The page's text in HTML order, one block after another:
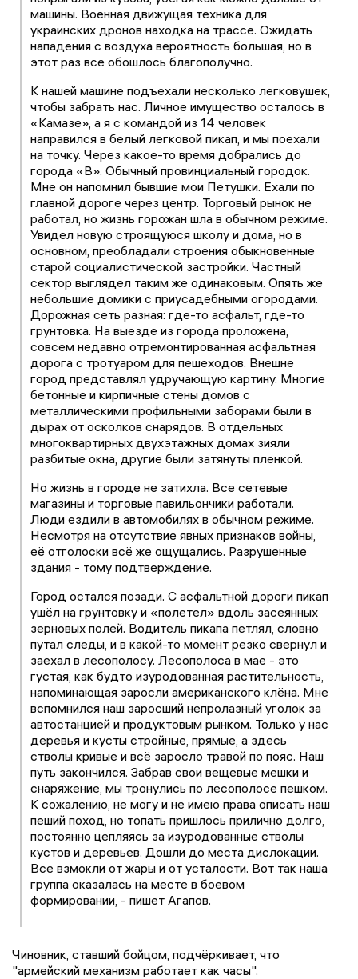
машины. Военная движущая техника для
украинских дронов находка на трассе. Ожидать
нападения с воздуха вероятность большая, но в
этот раз все обошлось благополучно.
К нашей машине подъехали несколько легковушек,
чтобы забрать нас. Личное имущество осталось в
«Камазе», а я с командой из 14 человек
направился в белый легковой пикап, и мы поехали
на точку. Через какое-то время добрались до
города «В». Обычный провинциальный городок.
Мне он напомнил бывшие мои Петушки. Ехали по
главной дороге через центр. Торговый рынок не
работал, но жизнь горожан шла в обычном режиме.
Увидел новую строящуюся школу и дома, но в
основном, преобладали строения обыкновенные
старой социалистической застройки. Частный
сектор выглядел таким же одинаковым. Опять же
небольшие домики с приусадебными огородами.
Дорожная сеть разная: где-то асфальт, где-то
грунтовка. На выезде из города проложена,
совсем недавно отремонтированная асфальтная
дорога с тротуаром для пешеходов. Внешне
город представлял удручающую картину. Многие
бетонные и кирпичные стены домов с
металлическими профильными заборами были в
дырах от осколков снарядов. В отдельных
многоквартирных двухэтажных домах зияли
разбитые окна, другие были затянуты пленкой.
Но жизнь в городе не затихла. Все сетевые
магазины и торговые павильончики работали.
Люди ездили в автомобилях в обычном режиме.
Несмотря на отсутствие явных признаков войны,
её отголоски всё же ощущались. Разрушенные
здания - тому подтверждение.
Город остался позади. С асфальтной дороги пикап
ушёл на грунтовку и «полетел» вдоль засеянных
зерновых полей. Водитель пикапа петлял, словно
путал следы, и в какой-то момент резко свернул и
заехал в лесополосу. Лесополоса в мае - это
густая, как будто изуродованная растительность,
напоминающая заросли американского клёна. Мне
вспомнился наш заросший непролазный уголок за
автостанцией и продуктовым рынком. Только у нас
деревья и кусты стройные, прямые, а здесь
стволы кривые и всё заросло травой по пояс. Наш
путь закончился. Забрав свои вещевые мешки и
снаряжение, мы тронулись по лесополосе пешком.
К сожалению, не могу и не имею права описать наш
пеший поход, но топать пришлось прилично долго,
постоянно цепляясь за изуродованные стволы
кустов и деревьев. Дошли до места дислокации.
Все взмокли от жары и от усталости. Вот так наша
группа оказалась на месте в боевом
формировании, - пишет Агапов.
Чиновник, ставший бойцом, подчёркивает, что
"армейский механизм работает как часы".